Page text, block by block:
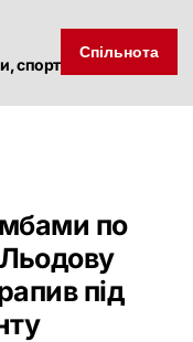
спорт
Спільнота
по
під